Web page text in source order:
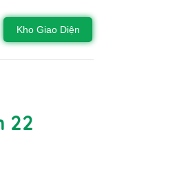
Kho Giao Diện
22